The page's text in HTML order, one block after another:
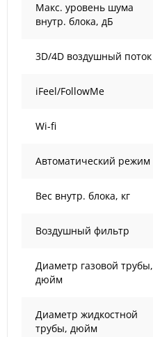
Макс. уровень шума
внутр. блока, дБ
3D/4D воздушный поток
iFeel/FollowMe
Wi-fi
Автоматический режим
Вес внутр. блока, кг
Воздушный фильтр
Диаметр газовой трубы,
дюйм
Диаметр жидкостной
трубы, дюйм